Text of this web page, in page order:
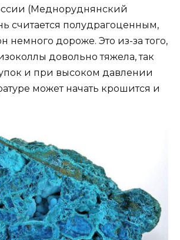
(Медноруднянский
считается полудрагоценным,
немного дороже. Это из-за того,
довольно тяжела, так
и при высоком давлении
может начать крошится и